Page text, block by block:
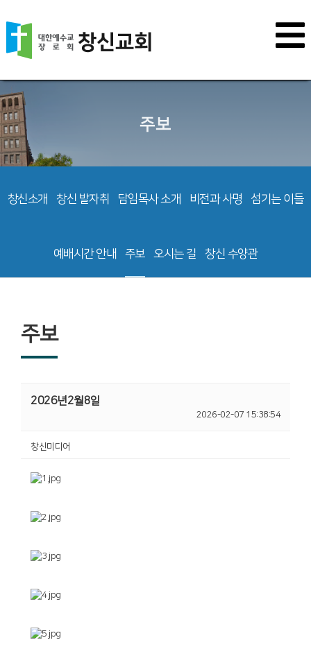
주보
창신소개 창신 발자취 담임목사 소개 비전과 사명 섬기는 이들
예배시간 안내 주보 오시는 길 창신 수양관
주보
2026년2월8일
2026-02-07 15:38:54
창신미디어